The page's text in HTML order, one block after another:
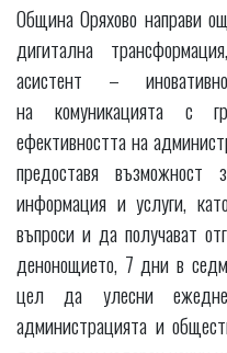
Община Оряхово направи
дигитална
асистент –
на комуникацията с
ефективността на
предоставя
информация и услуги,
въпроси и да получават
денонощието, 7 дни в
цел да улесни
администрацията и